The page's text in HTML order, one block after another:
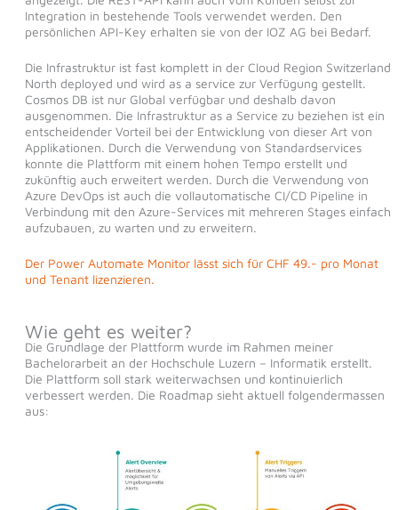
Integration in bestehende Tools verwendet werden. Den
persönlichen API-Key erhalten sie von der IOZ AG bei Bedarf.
Die Infrastruktur ist fast komplett in der Cloud Region Switzerland
North deployed und wird as a service zur Verfügung gestellt.
Cosmos DB ist nur Global verfügbar und deshalb davon
ausgenommen. Die Infrastruktur as a Service zu beziehen ist ein
entscheidender Vorteil bei der Entwicklung von dieser Art von
Applikationen. Durch die Verwendung von Standardservices
konnte die Plattform mit einem hohen Tempo erstellt und
zukünftig auch erweitert werden. Durch die Verwendung von
Azure DevOps ist auch die vollautomatische CI/CD Pipeline in
Verbindung mit den Azure-Services mit mehreren Stages einfach
aufzubauen, zu warten und zu erweitern.
Der Power Automate Monitor lässt sich für CHF 49.- pro Monat
und Tenant lizenzieren.
Wie geht es weiter?
Die Grundlage der Plattform wurde im Rahmen meiner
Bachelorarbeit an der Hochschule Luzern – Informatik erstellt.
Die Plattform soll stark weiterwachsen und kontinuierlich
verbessert werden. Die Roadmap sieht aktuell folgendermassen
aus: